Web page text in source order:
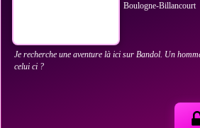
Boulogne-Billancourt
Je recherche une aventure là ici sur Bandol. Un
celui ci ?